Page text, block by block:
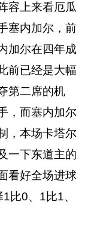
容上来看厄瓜
塞内加尔，前
加尔在四年成
前已经是大幅
第二席的机
，而塞内加尔
，本场卡塔尔
一下东道主的
看好全场进球
比0、1比1、